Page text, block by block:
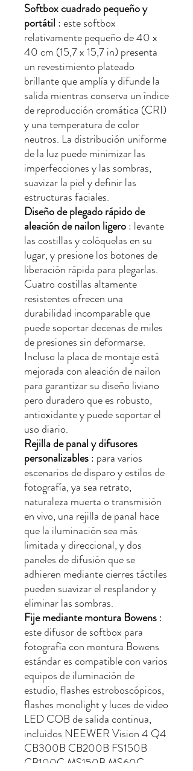
Softbox cuadrado pequeño y
portátil : este softbox
relativamente pequeño de 40 x
40 cm (15,7 x 15,7 in) presenta
un revestimiento plateado
brillante que amplía y difunde la
salida mientras conserva un índice
de reproducción cromática (CRI)
y una temperatura de color
neutros. La distribución uniforme
de la luz puede minimizar las
imperfecciones y las sombras,
suavizar la piel y definir las
estructuras faciales.
Diseño de plegado rápido de
aleación de nailon ligero: levante
las costillas y colóquelas en su
lugar, y presione los botones de
liberación rápida para plegarlas.
Cuatro costillas altamente
resistentes ofrecen una
durabilidad incomparable que
puede soportar decenas de miles
de presiones sin deformarse.
Incluso la placa de montaje está
mejorada con aleación de nailon
para garantizar su diseño liviano
pero duradero que es robusto,
antioxidante y puede soportar el
uso diario.
Rejilla de panal y difusores
personalizables: para varios
escenarios de disparo y estilos de
fotografía, ya sea retrato,
naturaleza muerta o transmisión
en vivo, una rejilla de panal hace
que la iluminación sea más
limitada y direccional, y dos
paneles de difusión que se
adhieren mediante cierres táctiles
pueden suavizar el resplandor y
eliminar las sombras.
Fije mediante montura Bowens:
este difusor de softbox para
fotografía con montura Bowens
estándar es compatible con varios
equipos de iluminación de
estudio, flashes estroboscópicos,
flashes monolight y luces de video
LED COB de salida continua,
incluidos NEEWER Vision 4 Q4
CB300B CB200B FS150B
CB100C MS150B MS60C